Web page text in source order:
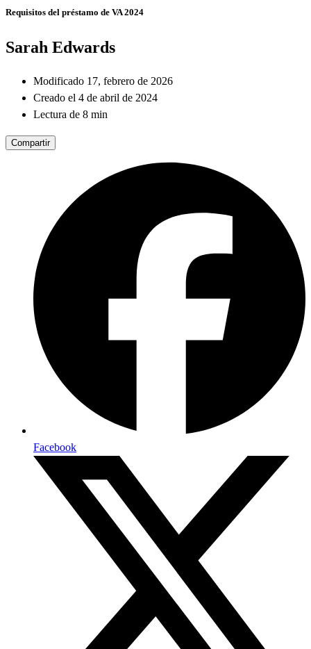
Requisitos del préstamo de VA 2024
Sarah Edwards
Modificado 17, febrero de 2026
Creado el 4 de abril de 2024
Lectura de 8 min
Compartir
Facebook